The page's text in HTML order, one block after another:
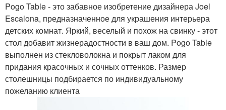
Pogo Table - это забавное изобретение дизайнера Joel
Escalona, предназначенное для украшения интерьера
детских комнат. Яркий, веселый и похож на свинку - этот
стол добавит жизнерадостности в ваш дом. Pogo Table
выполнен из стекловолокна и покрыт лаком для
придания красочных и сочных оттенков. Размер
столешницы подбирается по индивидуальному
пожеланию клиента